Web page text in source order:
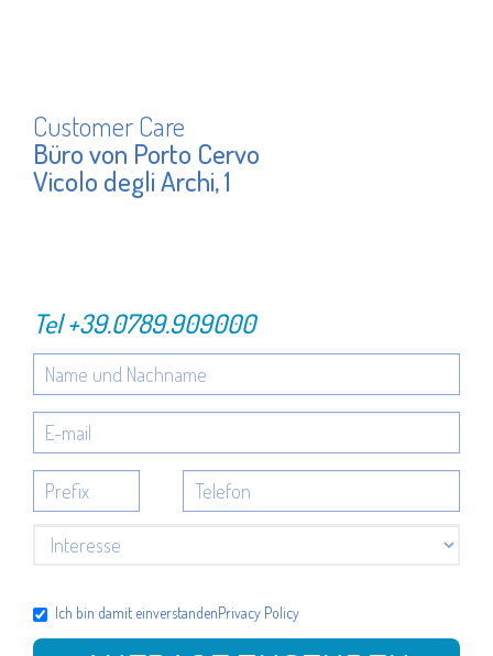
Customer Care
Büro von Porto Cervo
Vicolo degli Archi, 1
Tel+39.0789.909000
Ich bin damit einverstandenPrivacy Policy